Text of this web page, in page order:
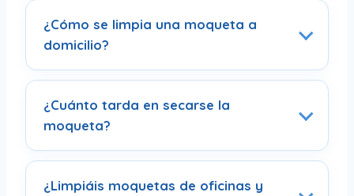
¿Cómo se limpia una moqueta a
domicilio?
¿Cuánto tarda en secarse la
moqueta?
¿Limpiáis moquetas de oficinas y